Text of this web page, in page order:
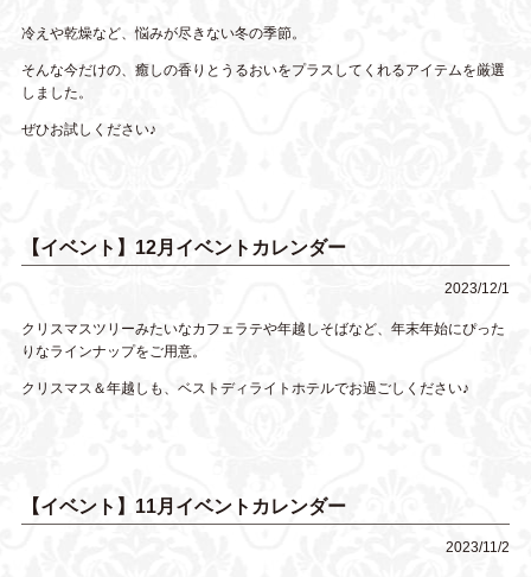
冷えや乾燥など、悩みが尽きない冬の季節。
そんな今だけの、癒しの香りとうるおいをプラスしてくれるアイテムを厳選
しました。
ぜひお試しください♪
【イベント】12月イベントカレンダー
2023/12/1
クリスマスツリーみたいなカフェラテや年越しそばなど、年末年始にぴった
りなラインナップをご用意。
クリスマス＆年越しも、ベストディライトホテルでお過ごしください♪
【イベント】11月イベントカレンダー
2023/11/2